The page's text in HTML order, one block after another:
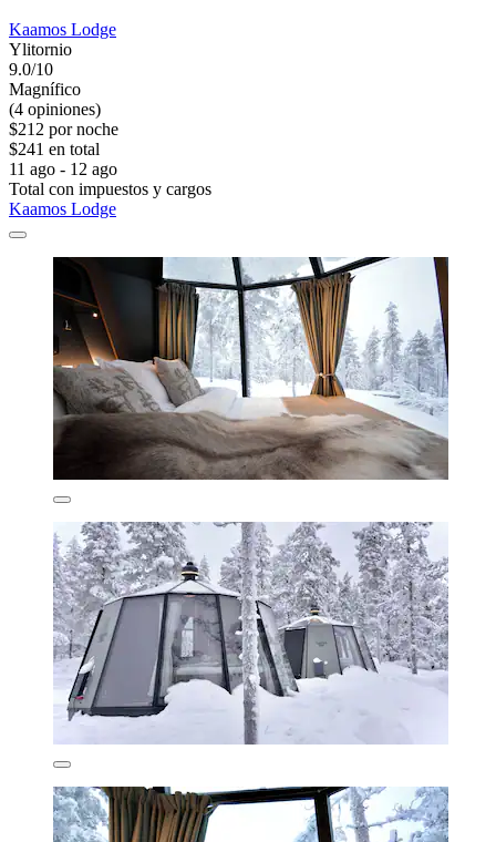
Kaamos Lodge
Ylitornio
9.0/10
Magnífico
(4 opiniones)
$212 por noche
$241 en total
11 ago - 12 ago
Total con impuestos y cargos
Kaamos Lodge